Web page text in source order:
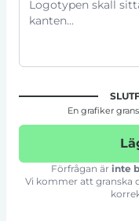
En grafiker
Förfrågan är inte
Vi kommer att granska